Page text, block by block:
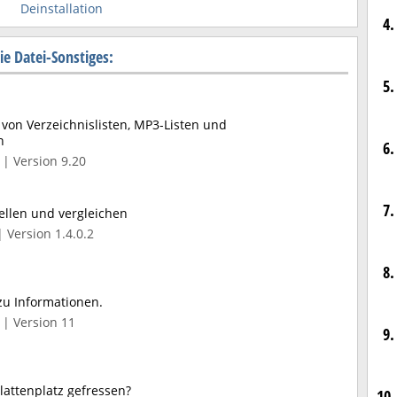
Deinstallation
Datei-Sonstiges:
Verzeichnislisten, MP3-Listen und
Version 9.20
und vergleichen
1.4.0.2
Informationen.
Version 11
gefressen?
4.
5.
6.
7.
8.
9.